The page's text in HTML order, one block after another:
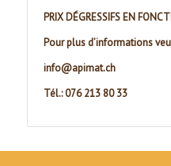
PRIX DÉGRESSIFS EN
Pour plus d’informations
info@apimat.ch
Tél.: 076 213 80 33